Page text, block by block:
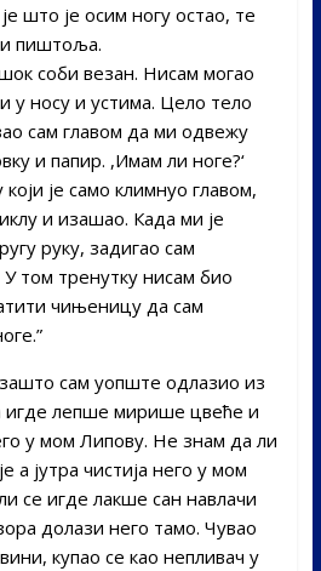
што је осим ногу остао, те
пиштоља.
соби везан. Нисам могао
у носу и устима. Цело тело
сам главом да ми одвежу
и папир. ,Имам ли ноге?‘
је само климнуо главом,
и изашао. Када ми је
руку, задигао сам
том тренутку нисам био
чињеницу да сам
сам уопште одлазио из
игде лепше мирише цвеће и
у мом Липову. Не знам да ли
а јутра чистија него у мом
се игде лакше сан навлачи
долази него тамо. Чувао
купао се као непливач у